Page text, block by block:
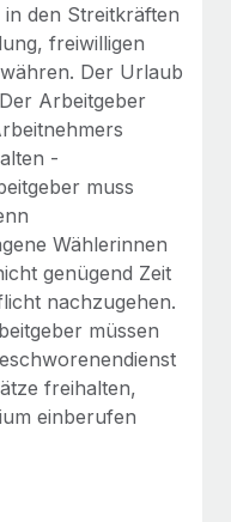
den Streitkräften
freiwilligen
Der Urlaub
Arbeitgeber
-
muss
Wählerinnen
genügend Zeit
nachzugehen.
müssen
freihalten,
einberufen